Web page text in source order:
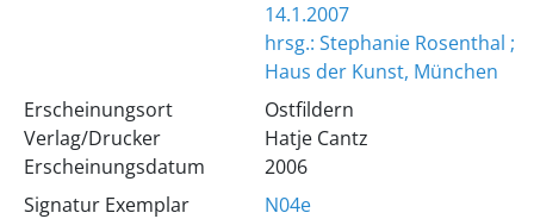
14.1.2007
hrsg.: Stephanie Rosenthal ;
Haus der Kunst, München
Erscheinungsort
Verlag/Drucker
Erscheinungsdatum
Ostfildern
Hatje Cantz
2006
Signatur Exemplar
N04e